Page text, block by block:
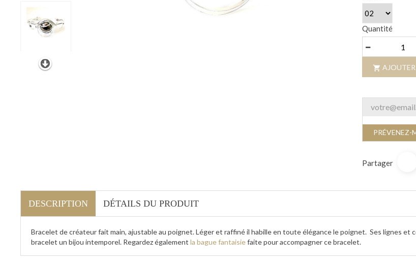
Quantité

PRÉVENEZ-
Partager
DESCRIPTION DÉTAILS DU PRODUIT
Bracelet de créateur fait main, ajustable au poignet. Léger et raffiné il habille en toute élégance le poignet. Ses lignes et
bracelet un bijou intemporel. Regardez également la bague fantaisiefaite pour accompagner ce bracelet.